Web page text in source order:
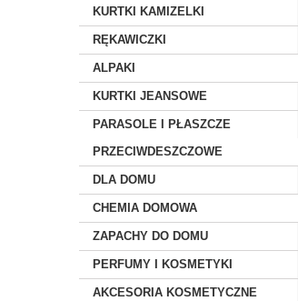
KURTKI KAMIZELKI
RĘKAWICZKI
ALPAKI
KURTKI JEANSOWE
PARASOLE I PŁASZCZE
PRZECIWDESZCZOWE
DLA DOMU
CHEMIA DOMOWA
ZAPACHY DO DOMU
PERFUMY I KOSMETYKI
AKCESORIA KOSMETYCZNE